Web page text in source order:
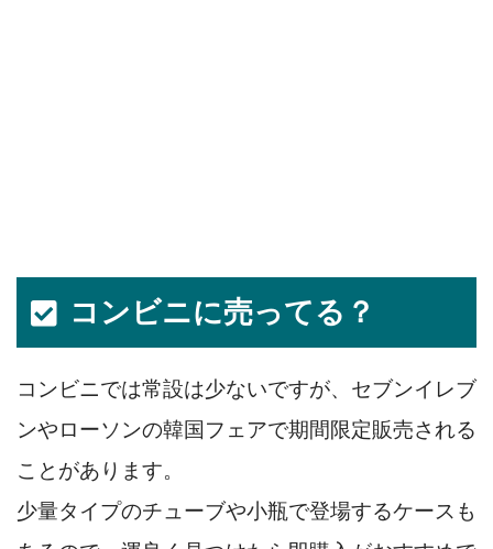
コンビニに売ってる？
コンビニでは常設は少ないですが、セブンイレブ
ンやローソンの韓国フェアで期間限定販売される
ことがあります。
少量タイプのチューブや小瓶で登場するケースも